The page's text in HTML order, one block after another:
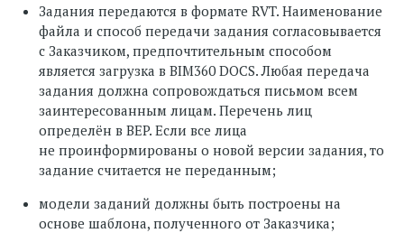
Задания передаются в формате RVT. Наименование
файла и способ передачи задания согласовывается
с Заказчиком, предпочтительным способом
является загрузка в BIM360 DOCS. Любая передача
задания должна сопровождаться письмом всем
заинтересованным лицам. Перечень лиц
определён в BEP. Если все лица
не проинформированы о новой версии задания, то
задание считается не переданным;
модели заданий должны быть построены на
основе шаблона, полученного от Заказчика;